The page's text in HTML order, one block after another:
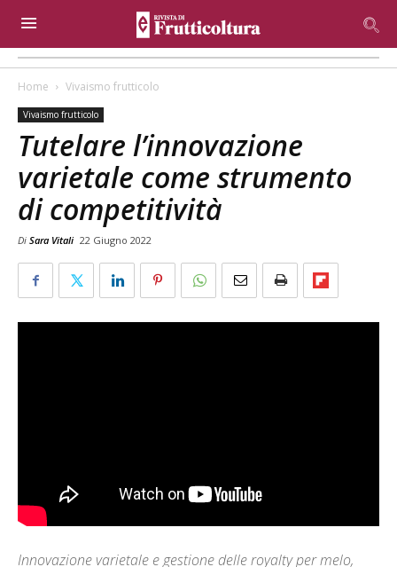
Home Vivaismo frutticolo
Vivaismo frutticolo
Tutelare l’innovazione
varietale come strumento
di competitività
Di Sara Vitali 22 Giugno 2022
Innovazione varietale e gestione delle royalty per melo,